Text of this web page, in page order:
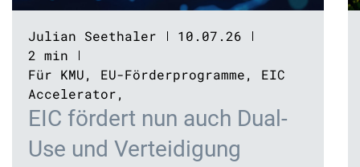
Julian Seethaler
10.07.26
2 min
Für KMU, EU-Förderprogramme, EIC
Accelerator,
EIC fördert nun auch Dual-
Use und Verteidigung